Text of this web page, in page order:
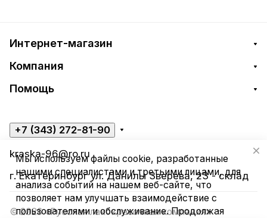
Интернет-магазин
Компания
Помощь
+7 (343) 272-81-90
kraska-96@ro.ru
г. Екатеринбург ул. Данилы Зверева, 23 - склад
© 2026 «Русская лакокрасочная компания»
Мы используем файлы cookie, разработанные
нашими специалистами и третьими лицами, для
анализа событий на нашем веб-сайте, что
позволяет нам улучшать взаимодействие с
пользователями и обслуживание. Продолжая